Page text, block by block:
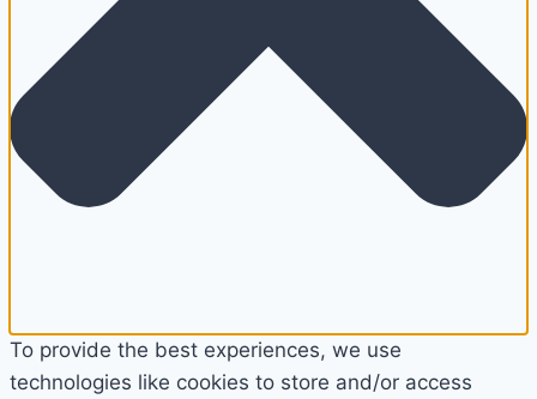
To provide the best experiences, we use
technologies like cookies to store and/or access